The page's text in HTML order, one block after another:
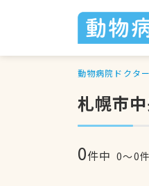
動物病院ドクタ
札幌市
0件中 0〜0